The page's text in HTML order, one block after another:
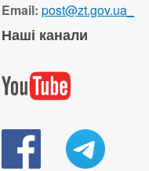
Email: post@zt.gov.ua_
Наші канали